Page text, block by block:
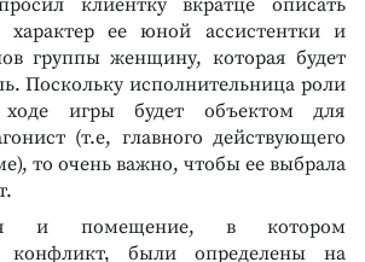
ее юной ассистентки и
группы женщину, которая будет
Поскольку исполнительница роли
ходе игры будет объектом для
(т.е, главного действующего
то очень важно, чтобы ее выбрала
и помещение, в котором
конфликт, были определены на